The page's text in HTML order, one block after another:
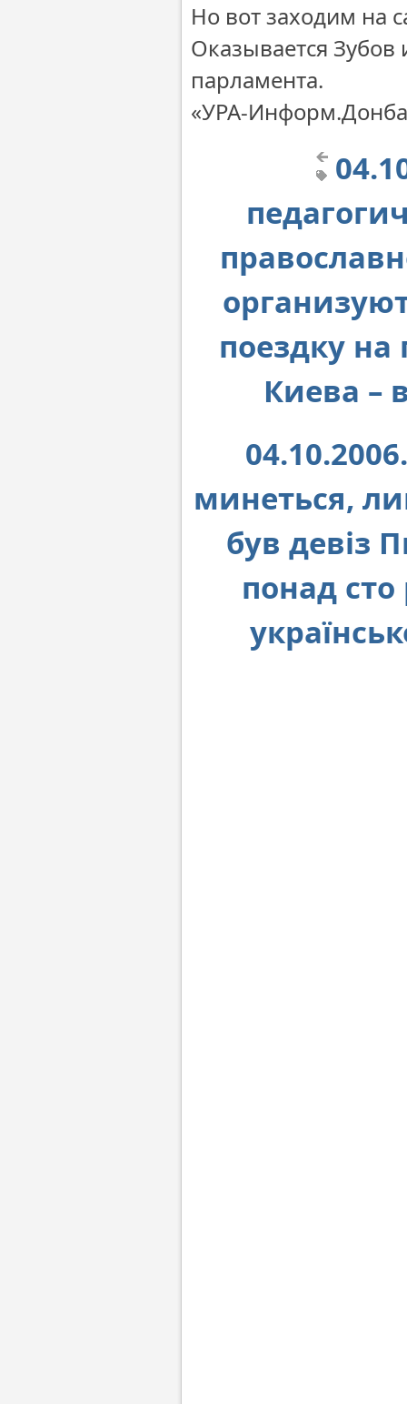
Но вот заходим на
Оказывается Зубов
парламента.
«УРА-
поездку
Киева –
минеться,
був девіз
понад